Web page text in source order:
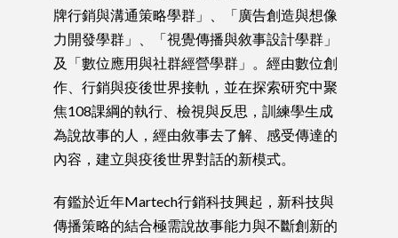
牌行銷與溝通策略學群」、「廣告創造與想像
力開發學群」、「視覺傳播與敘事設計學群」
及「數位應用與社群經營學群」。經由數位創
作、行銷與疫後世界接軌，並在探索研究中聚
焦108課綱的執行、檢視與反思，訓練學生成
為說故事的人，經由敘事去了解、感受傳達的
內容，建立與疫後世界對話的新模式。
有鑑於近年Martech行銷科技興起，新科技與
傳播策略的結合極需說故事能力與不斷創新的